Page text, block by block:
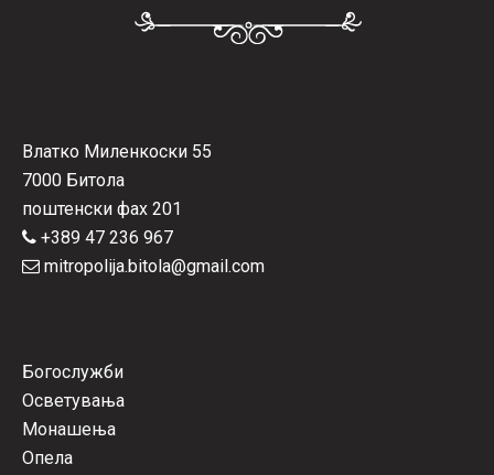
Влатко Миленкоски 55
7000 Битола
поштенски фах 201
+389 47 236 967
mitropolija.bitola@gmail.com
Богослужби
Осветувања
Монашења
Опела